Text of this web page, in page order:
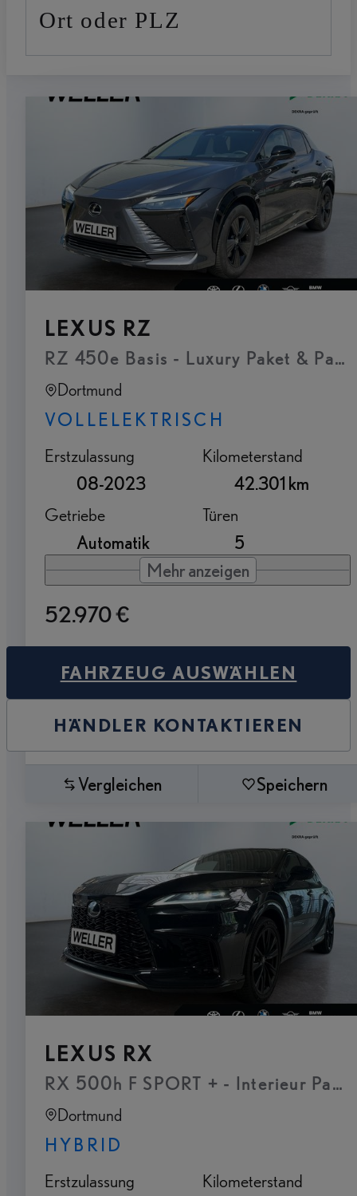
Ort oder PLZ
LEXUS RZ
RZ 450e Basis - Luxury Paket &
Dortmund
VOLLELEKTRISCH
Erstzulassung
08-2023
Kilometerstand
42.301 km
Getriebe
Automatik
Türen
5
Mehr anzeigen
52.970 €
FAHRZEUG AUSWÄHLEN
HÄNDLER KONTAKTIEREN
Vergleichen Speichern
LEXUS RX
RX 500h F SPORT + - Interieur
Dortmund
HYBRID
Erstzulassung
Kilometerstand